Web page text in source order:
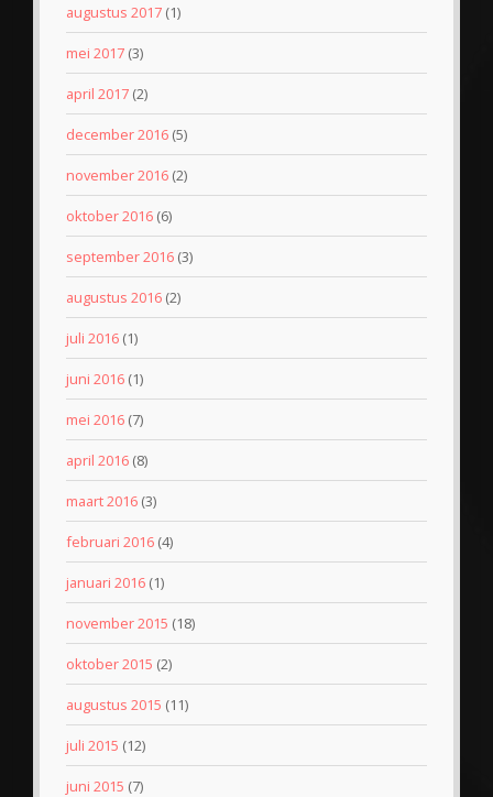
augustus 2017 (1)
mei 2017 (3)
april 2017 (2)
december 2016 (5)
november 2016 (2)
oktober 2016 (6)
september 2016 (3)
augustus 2016 (2)
juli 2016 (1)
juni 2016 (1)
mei 2016 (7)
april 2016 (8)
maart 2016 (3)
februari 2016 (4)
januari 2016 (1)
november 2015 (18)
oktober 2015 (2)
augustus 2015 (11)
juli 2015 (12)
juni 2015 (7)